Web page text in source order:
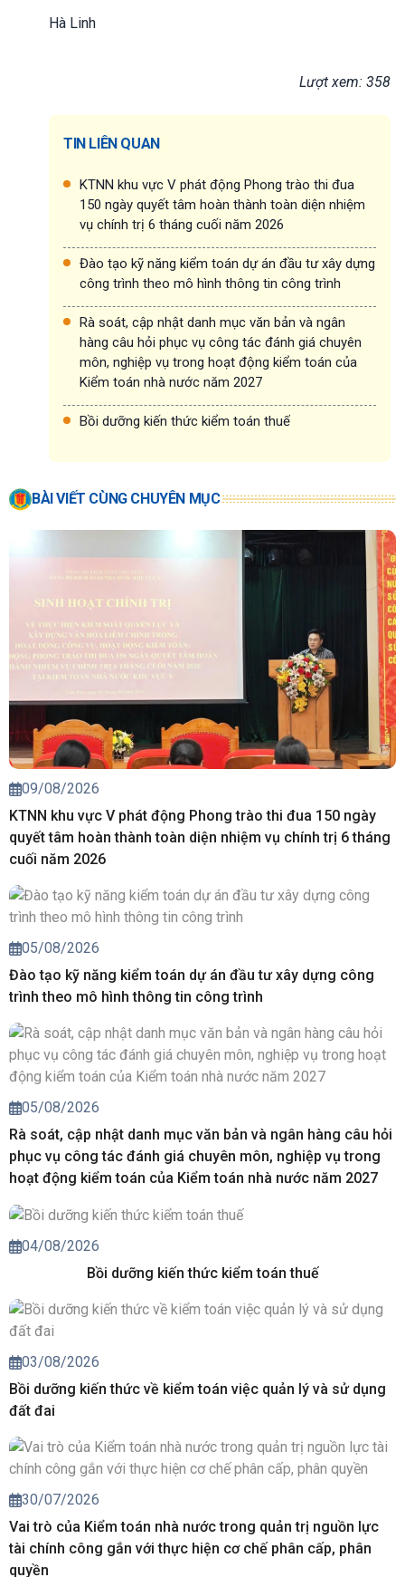
Hà Linh
Lượt xem: 358
TIN LIÊN QUAN
KTNN khu vực V phát động Phong trào thi đua
150 ngày quyết tâm hoàn thành toàn diện nhiệm
vụ chính trị 6 tháng cuối năm 2026
Đào tạo kỹ năng kiểm toán dự án đầu tư xây dựng
công trình theo mô hình thông tin công trình
Rà soát, cập nhật danh mục văn bản và ngân
hàng câu hỏi phục vụ công tác đánh giá chuyên
môn, nghiệp vụ trong hoạt động kiểm toán của
Kiểm toán nhà nước năm 2027
Bồi dưỡng kiến thức kiểm toán thuế
BÀI VIẾT CÙNG CHUYÊN MỤC
09/08/2026
KTNN khu vực V phát động Phong trào thi đua 150 ngày
quyết tâm hoàn thành toàn diện nhiệm vụ chính trị 6 tháng
cuối năm 2026
05/08/2026
Đào tạo kỹ năng kiểm toán dự án đầu tư xây dựng công
trình theo mô hình thông tin công trình
05/08/2026
Rà soát, cập nhật danh mục văn bản và ngân hàng câu hỏi
phục vụ công tác đánh giá chuyên môn, nghiệp vụ trong
hoạt động kiểm toán của Kiểm toán nhà nước năm 2027
04/08/2026
Bồi dưỡng kiến thức kiểm toán thuế
03/08/2026
Bồi dưỡng kiến thức về kiểm toán việc quản lý và sử dụng
đất đai
30/07/2026
Vai trò của Kiểm toán nhà nước trong quản trị nguồn lực
tài chính công gắn với thực hiện cơ chế phân cấp, phân
quyền